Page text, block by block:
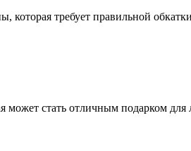
требует правильной
стать отличным подарком для